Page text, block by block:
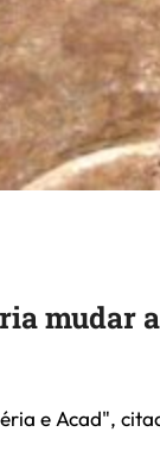
mudar
e Acad",